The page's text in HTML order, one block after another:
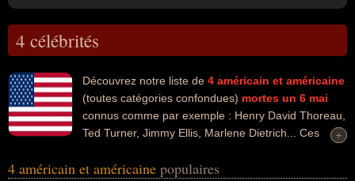
4 célébrités
Découvrez notre liste de 4 américain et américaine
(toutes catégories confondues) mortes un 6 mai
connus comme par exemple : Henry David Thoreau,
Ted Turner, Jimmy Ellis, Marlene Dietrich... Ces
l'art, de la littérature, de la philosophie, du business, de la
+
+
4 américain et américaine populaires